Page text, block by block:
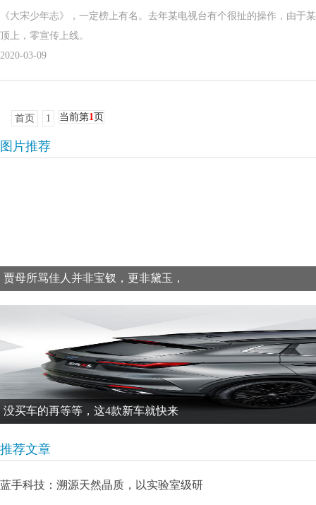
《大宋少年志》，一定榜上有名。去年某电视台有个很扯的操作，由
顶上，零宣传上线。
2020-03-09
首页 1 当前第1页
图片推荐
贾母所骂佳人并非宝钗，更非黛玉，
没买车的再等等，这4款新车就快来
推荐文章
蓝手科技：溯源天然晶质，以实验室级研